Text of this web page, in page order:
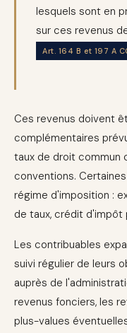
lesquels sont en
sur ces revenus
Art. 164 B et 197 A
Ces revenus doivent
complémentaires
taux de droit commun
conventions.
régime d'imposition :
de taux, crédit d'impôt
Les contribuables
suivi régulier de leurs
auprès de
revenus fonciers, les
plus-values